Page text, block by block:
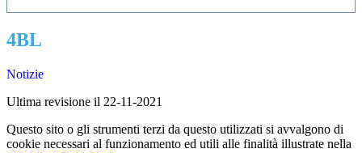
4BL
Notizie
Ultima revisione il 22-11-2021
Questo sito o gli strumenti terzi da questo utilizzati si avvalgono di
cookie necessari al funzionamento ed utili alle finalità illustrate nella